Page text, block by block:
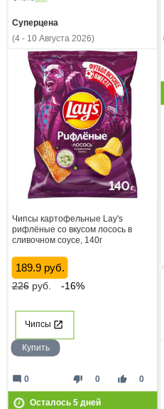
Суперцена
(4 - 10 Августа 2026)
Чипсы картофельные Lay's
рифлёные со вкусом лосось в
сливочном соусе, 140г
189.9 руб.
226руб. -16%
Чипсы
Купить
thumb_down 0 thumb_up 0
mode_comment 0
Осталось 5дней